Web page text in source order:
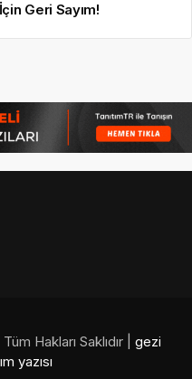
Geri Sayım!
| Tüm Hakları Saklıdır | gezi
yazısı